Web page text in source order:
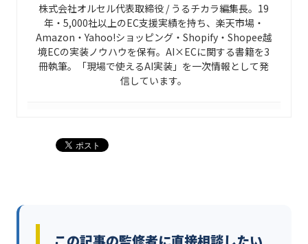
株式会社オルセル代表取締役 / うるチカラ編集長。19
年・5,000社以上のEC支援実績を持ち、楽天市場・
Amazon・Yahoo!ショッピング・Shopify・Shopee越
境ECの実装ノウハウを保有。AI×ECに関する書籍を3
冊執筆。「現場で使えるAI実装」を一次情報として発
信しています。
この記事の監修者に直接相談したい